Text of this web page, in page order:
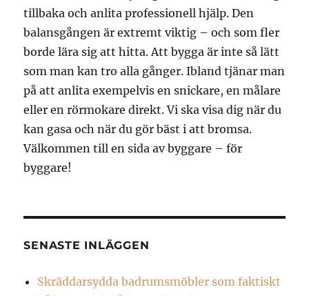
tillbaka och anlita professionell hjälp. Den
balansgången är extremt viktig – och som fler
borde lära sig att hitta. Att bygga är inte så lätt
som man kan tro alla gånger. Ibland tjänar man
på att anlita exempelvis en snickare, en målare
eller en rörmokare direkt. Vi ska visa dig när du
kan gasa och när du gör bäst i att bromsa.
Välkommen till en sida av byggare – för
byggare!
SENASTE INLÄGGEN
Skräddarsydda badrumsmöbler som faktiskt